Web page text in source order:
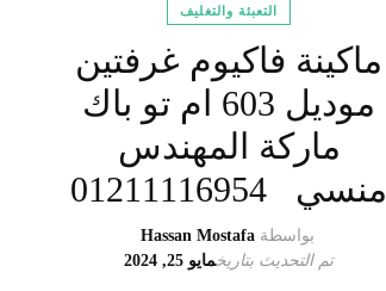
التعبئة والتغليف
ماكينة فاكيوم غرفتين
موديل 603 ام تو باك
ماركة المهندس
منسي 01211116954
بواسطةHassan Mostafa
تم التحديث بتاريخمايو 25, 2024